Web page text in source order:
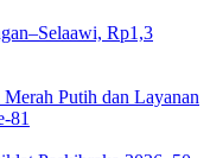
Rp1,3
Putih dan Layanan
81